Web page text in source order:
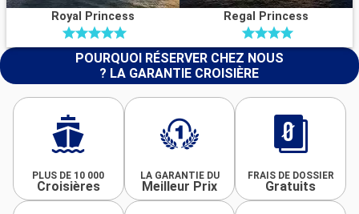
Royal Princess Regal Princess
POURQUOI RÉSERVER CHEZ NOUS
? LA GARANTIE CROISIÈRE
PLUS DE 10 000
Croisières
LA GARANTIE DU
Meilleur Prix
FRAIS DE DOSSIER
Gratuits